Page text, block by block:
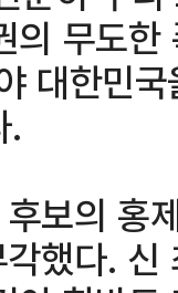
의 무도
대한민
.
보의 홍
했다.